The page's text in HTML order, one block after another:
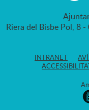
Riera del Bisbe Pol, 8
INTRANET